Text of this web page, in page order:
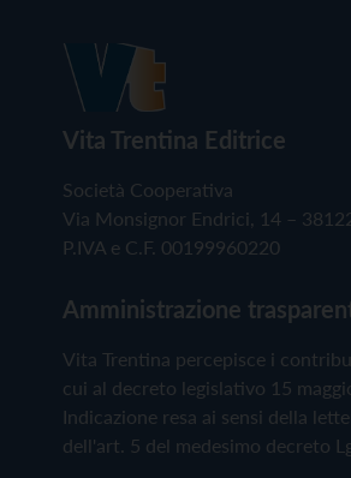
Vita Trentina Editrice
Società Cooperativa
Via Monsignor Endrici, 14 –
P.IVA e C.F. 00199960220
Amministrazione
Vita Trentina percepisce i
cui al decreto legislativo 15
Indicazione resa ai sensi della
dell'art. 5 del medesimo decreto